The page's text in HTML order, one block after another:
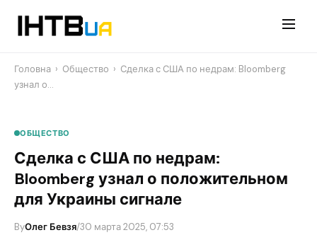
Головна › Общество › Сделка с США по недрам: Bloomberg
узнал о…
ОБЩЕСТВО
Сделка с США по недрам:
Bloomberg узнал о положительном
для Украины сигнале
ByОлег Бевзя/30 марта 2025, 07:53